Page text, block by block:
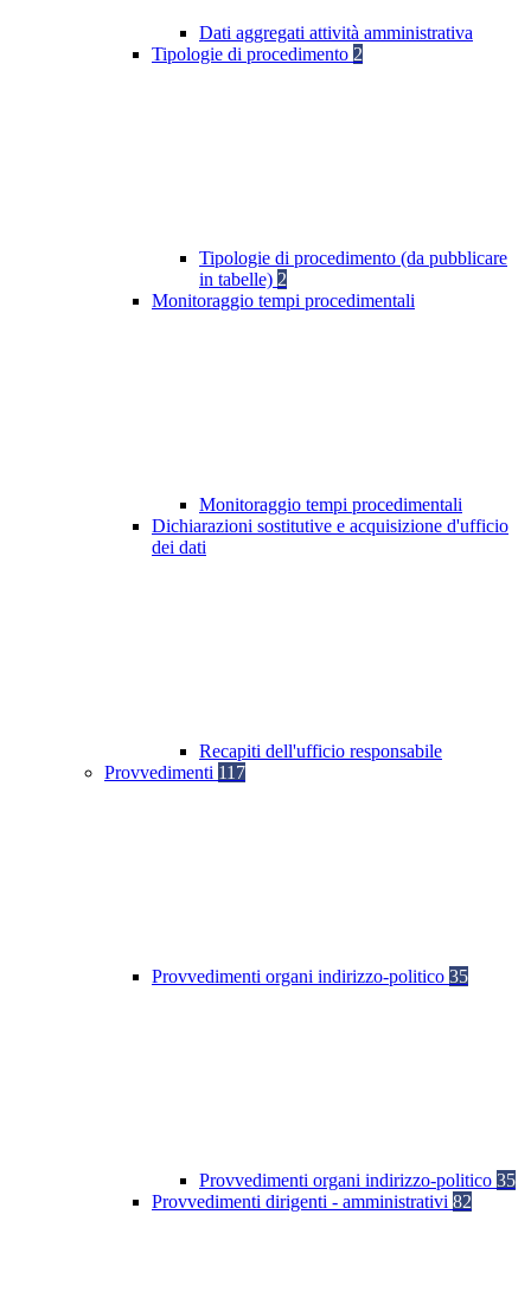
Dati aggregati attività amministrativa
Tipologie di procedimento 2
Tipologie di procedimento (da pubblicare
in tabelle) 2
Monitoraggio tempi procedimentali
Monitoraggio tempi procedimentali
Dichiarazioni sostitutive e acquisizione d'ufficio
dei dati
Recapiti dell'ufficio responsabile
Provvedimenti 117
Provvedimenti organi indirizzo-politico 35
Provvedimenti organi indirizzo-politico 35
Provvedimenti dirigenti - amministrativi 82